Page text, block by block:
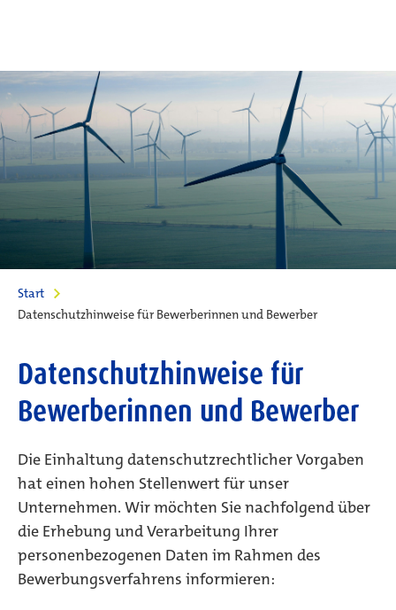
Start
Datenschutzhinweise für Bewerberinnen und Bewerber
Datenschutzhinweise für
Bewerberinnen und Bewerber
Die Einhaltung datenschutzrechtlicher Vorgaben
hat einen hohen Stellenwert für unser
Unternehmen. Wir möchten Sie nachfolgend über
die Erhebung und Verarbeitung Ihrer
personenbezogenen Daten im Rahmen des
Bewerbungsverfahrens informieren: